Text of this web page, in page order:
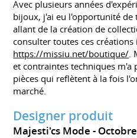
Avec plusieurs années
bijoux, j'ai eu l'opportunité
allant de la création de
consulter toutes ces créations
https://missiu.net/boutique/.
et contraintes techniques m'a
pièces qui reflètent à la fois
marché.
Designer produit
Majesti'cs Mode